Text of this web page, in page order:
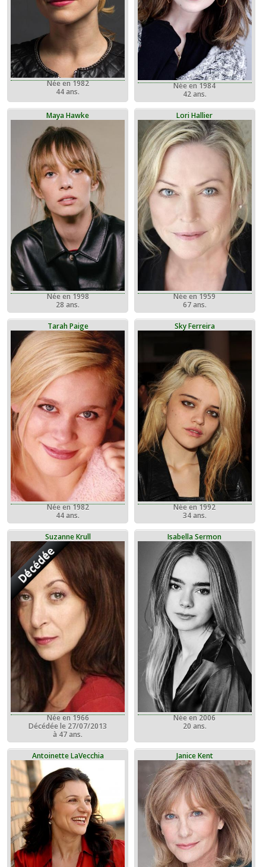
Née en 1982
44 ans.
Née en 1984
42 ans.
Maya Hawke
Née en 1998
28 ans.
Lori Hallier
Née en 1959
67 ans.
Tarah Paige
Née en 1982
44 ans.
Sky Ferreira
Née en 1992
34 ans.
Suzanne Krull
Décédée
Née en 1966
Décédée le 27/07/2013
à 47 ans.
Isabella Sermon
Née en 2006
20 ans.
Antoinette LaVecchia Janice Kent